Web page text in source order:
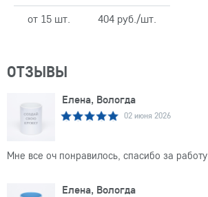
от 15 шт.
404 руб./шт.
ОТЗЫВЫ
Елена, Вологда
02 июня 2026
Мне все оч понравилось, спасибо за работу
Елена, Вологда